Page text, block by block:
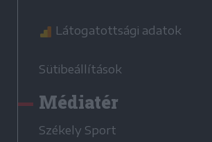
Látogatottsági adatok
Sütibeállítások
Médiatér
Székely Sport